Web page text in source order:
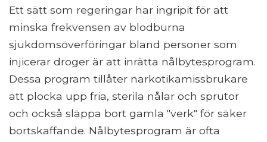
Ett sätt som regeringar har ingripit för att
minska frekvensen av blodburna
sjukdomsöverföringar bland personer som
injicerar droger är att inrätta nålbytesprogram.
Dessa program tillåter narkotikamissbrukare
att plocka upp fria, sterila nålar och sprutor
och också släppa bort gamla "verk" för säker
bortskaffande. Nålbytesprogram är ofta